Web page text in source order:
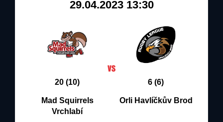
29.04.2023 13:30
20 (10)
Mad Squirrels
Vrchlabí
6 (6)
Orli Havlíčkův Brod